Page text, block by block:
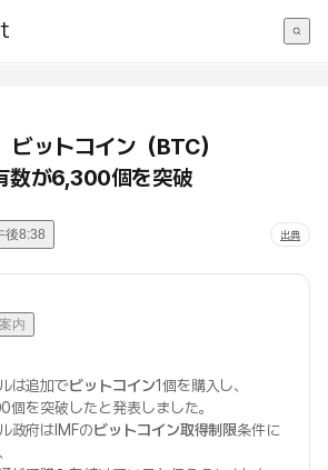
ビットコイン（BTC）
数が6,300個を突破
後8:38 出典
内
は追加でビットコイン1個を購入し、
を突破したと発表しました。
政府はIMFのビットコイン取得制限条件に